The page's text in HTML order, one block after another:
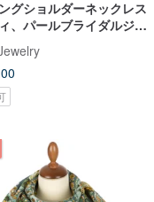
グショルダーネックレス
、パールブライダルジュ